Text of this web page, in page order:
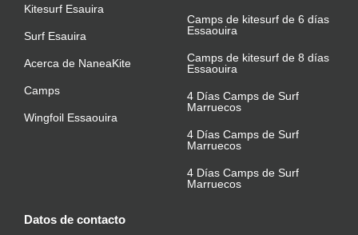
Kitesurf Esauira
Surf Esauira
Acerca de NaneaKite
Camps
Wingfoil Essaouira
Camps de kitesurf de 6 días
Essaouira
Camps de kitesurf de 8 días
Essaouira
4 Días Camps de Surf
Marruecos
4 Días Camps de Surf
Marruecos
4 Días Camps de Surf
Marruecos
Datos de contacto